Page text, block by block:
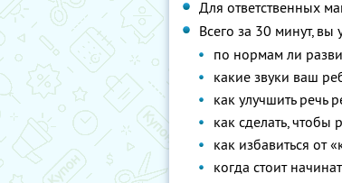
Для ответственных
Всего за 30 минут, вы
по нормам ли
какие звуки ваш
как улучшить речь
как сделать, чтобы
как избавиться от
когда стоит